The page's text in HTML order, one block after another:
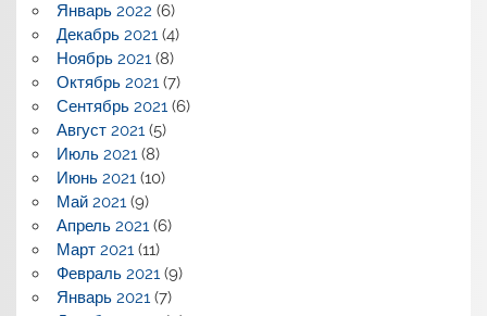
Январь 2022 (6)
Декабрь 2021(4)
Ноябрь 2021(8)
Октябрь 2021(7)
Сентябрь 2021(6)
Август 2021(5)
Июль 2021(8)
Июнь 2021(10)
Май 2021(9)
Апрель 2021(6)
Март 2021(11)
Февраль 2021(9)
Январь 2021(7)